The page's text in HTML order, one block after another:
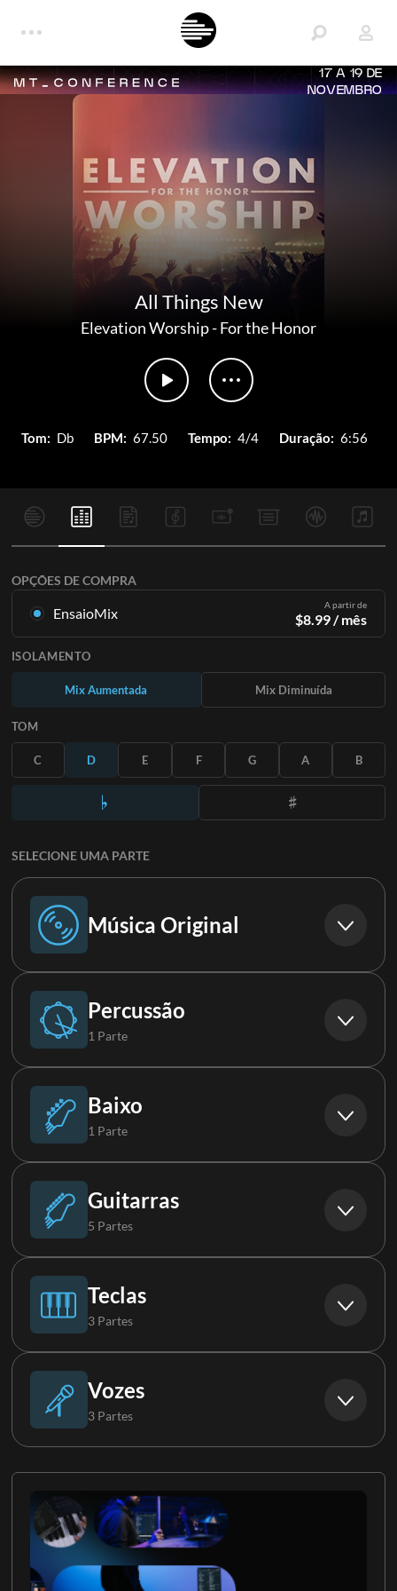
17 A 19 DE
NOVEMBRO
All Things New
Elevation Worship-For the Honor
Tom: Db BPM: 67.50 Tempo: 4/4 Duração: 6:56
OPÇÕES DE COMPRA
EnsaioMix A partir de
$8.99/ mês
todas as 12 tonalidades com mixagens Up e Minus para cada
parte mais a música original.
ASSINE
ISOLAMENTO
Mix Aumentada Mix Diminuída
TOM
C D E F G A B
SELECIONE UMA PARTE
Música Original
Música Original
Percussão
1 Parte
Bateria
Baixo
1 Parte
Baixo
Guitarras
5 Partes
Guitarra
Guitarra 2
Teclas
3 Partes
Piano
Vozes
3 Partes